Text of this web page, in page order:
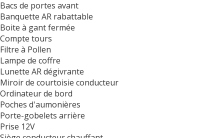
Bacs de portes avant
Banquette AR rabattable
Boite à gant fermée
Compte tours
Filtre à Pollen
Lampe de coffre
Lunette AR dégivrante
Miroir de courtoisie conducteur
Ordinateur de bord
Poches d'aumonières
Porte-gobelets arrière
Prise 12V